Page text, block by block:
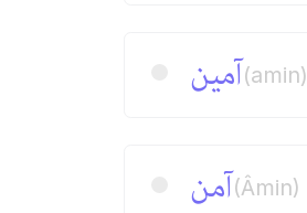
آمین(amin)
آمن(Âmin)